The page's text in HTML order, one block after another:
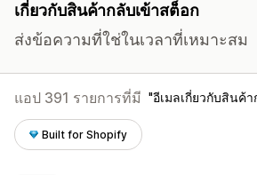
เกี่ยวกับสินค้ากลับเข้าสต็อก
ส่งข้อความที่ใช่ในเวลาที่เหมาะสม
แอป 391 รายการที่มี อีเมลเกี่ยวกับสินค้
Built for Shopify